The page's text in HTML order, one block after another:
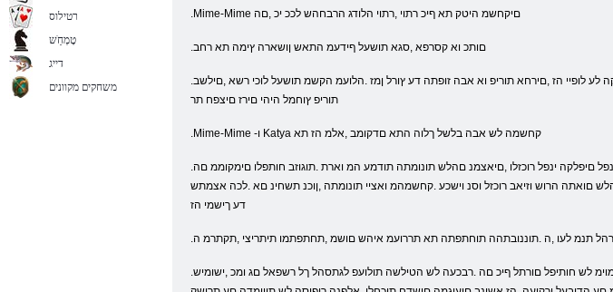
.Mime-Mime םיקחשמ היטק תא ףיכ רתוי ,רתוי הלודג הרבחהש לככ יכ ,םה
.םותכ וא קסרפא ,סגא תושעל ףידעמ התאש ןושארה ץימה תא רחב
.הטמל סוטל םג םהו ,םירחא םיצפח עגונ אוה ,ירפה דבלמ לבא .םוקממו הלעמלמ לפונה תא תוארל קר הלוכי הקנטק .רובשלו עקרקה לע לופיי הז ,םירחא תוריפ וא אבה זופתה דע ץורל ןמז .הלועמ הקשמ תושעל לוכי רשא ,םילשב
תוריפ ץוחמל היהי םירז םיצפח תר
.Mime-Mime -ו Katya קחשמה לש אבה בלשל ךלוה התא םדקומב ,אלמ הז תא
.היצמינא הרדסהמ םירכומה םירחא םג לבא ,תוישארה תויומדה תא קר אל ת .םשמ תונפל םיפלקה ינפל רוכזלו ,םיאצמנ םהלש תונומתה תודמע המ וארת .תוגוזב חותפלו םימקוממ םה
םואתה הרוש וזיאב רוכזל וסנ וישכע .קחשמהמ ואציי תונומתה ,ןוכנ תשחינ םא .לכה אצמתש
דע ךישמי הז
תנמ לעו ,ה .תוננובתהה תוחתפתה תא תררועמ איהש םושמ ,תחתפתמו תיתריצי ,תקתרמ ה
.רומוה ידי לע םידליל ןבומ ,דסח אלמ אוה ףיכה .םיפאוש םירוהה לכ המ הזו ,תונוש תויונמוימ לש חותיפל םורתל ףיכ םה .רבכעה​​ לש הטילשה תולועפ לגתסהל ךל רשפאל םג ומכ ,ישומיש
רטילוס
טָמְחַׁש
דייג
משחקים מקוונים